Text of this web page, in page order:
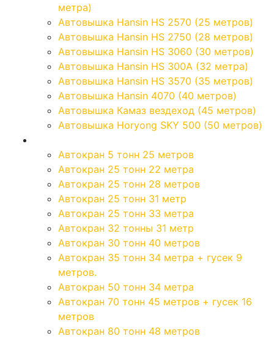
метра)
Автовышка Hansin HS 2570 (25 метров)
Автовышка Hansin HS 2750 (28 метров)
Автовышка Hansin HS 3060 (30 метров)
Автовышка Hansin HS 300А (32 метра)
Автовышка Hansin HS 3570 (35 метров)
Автовышка Hansin 4070 (40 метров)
Автовышка Камаз вездеход (45 метров)
Автовышка Horyong SKY 500 (50 метров)
Автокран 5 тонн 25 метров
Автокран 25 тонн 22 метра
Автокран 25 тонн 28 метров
Автокран 25 тонн 31 метр
Автокран 25 тонн 33 метра
Автокран 32 тонны 31 метр
Автокран 30 тонн 40 метров
Автокран 35 тонн 34 метра + гусек 9
метров.
Автокран 50 тонн 34 метра
Автокран 70 тонн 45 метров + гусек 16
метров
Автокран 80 тонн 48 метров